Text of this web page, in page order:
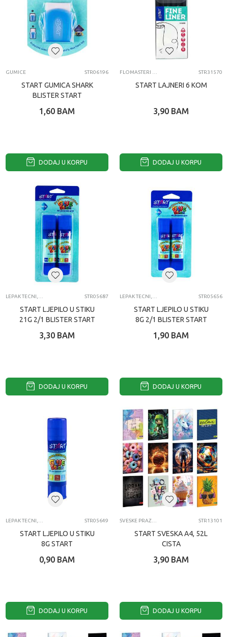
GUMICE STR06196
START GUMICA SHARK
BLISTER START
1,60 BAM
DODAJ U KORPU
STR31570
START LAJNERI 6 KOM
3,90 BAM
DODAJ U KORPU
STR05687
START LJEPILO U STIKU
21G 2/1 BLISTER START
3,30 BAM
DODAJ U KORPU
STR05656
START LJEPILO U STIKU
8G 2/1 BLISTER START
1,90 BAM
DODAJ U KORPU
STR05649
START LJEPILO U STIKU
8G START
0,90 BAM
DODAJ U KORPU
STR13101
START SVESKA A4, 52L
CISTA
3,90 BAM
DODAJ U KORPU